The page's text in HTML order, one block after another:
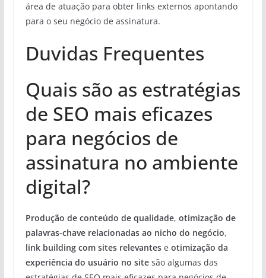
área de atuação para obter links externos apontando
para o seu negócio de assinatura.
Duvidas Frequentes
Quais são as estratégias
de SEO mais eficazes
para negócios de
assinatura no ambiente
digital?
Produção de conteúdo de qualidade, otimização de
palavras-chave relacionadas ao nicho do negócio,
link building com sites relevantese otimização da
experiência do usuário no sitesão algumas das